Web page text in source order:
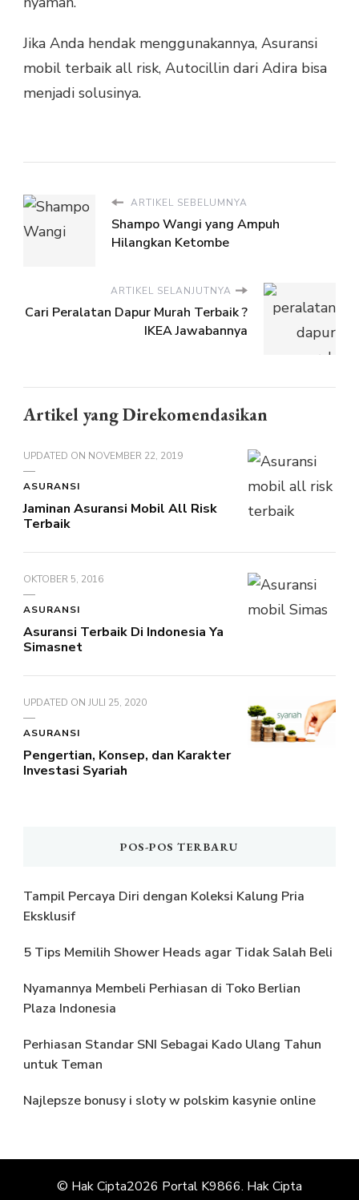
Jika Anda hendak menggunakannya, Asuransi
mobil terbaik all risk, Autocillin dari Adira bisa
menjadi solusinya.
ARTIKEL SEBELUMNYA
Shampo Wangi yang Ampuh
Hilangkan Ketombe
ARTIKEL SELANJUTNYA
Cari Peralatan Dapur Murah Terbaik ?
IKEA Jawabannya
Artikel yang Direkomendasikan
UPDATED ON NOVEMBER 22, 2019
ASURANSI
Jaminan Asuransi Mobil All Risk
Terbaik
OKTOBER 5, 2016
ASURANSI
Asuransi Terbaik Di Indonesia Ya
Simasnet
UPDATED ON JULI 25, 2020
ASURANSI
Pengertian, Konsep, dan Karakter
Investasi Syariah
POS-POS TERBARU
Tampil Percaya Diri dengan Koleksi Kalung Pria
Eksklusif
5 Tips Memilih Shower Heads agar Tidak Salah Beli
Nyamannya Membeli Perhiasan di Toko Berlian
Plaza Indonesia
Perhiasan Standar SNI Sebagai Kado Ulang Tahun
untuk Teman
Najlepsze bonusy i sloty w polskim kasynie online
© Hak Cipta2026 Portal K9866. Hak Cipta